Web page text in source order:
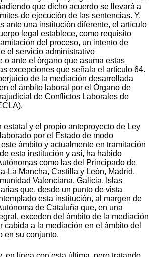
que dicho acuerdo se llevará a
de ejecución de las sentencias. Y,
ante una institución diferente, el artículo
legal establece, como requisito
del proceso, un intento de
el servicio administrativo
o ante el órgano que asuma estas
excepciones que señala el artículo 64.
de la mediación desarrollada
el ámbito laboral por el Órgano de
de Conflictos Laborales de
estatal y el propio anteproyecto de Ley
por el Estado de modo
ámbito y actualmente en tramitación
esta institución y así, ha habido
como las del Principado de
La Mancha, Castilla y León, Madrid,
Valenciana, Galicia, Islas
que, desde un punto de vista
esta institución, al margen de
de Cataluña que, en una
exceden del ámbito de la mediación
cabida a la mediación en el ámbito del
en su conjunto.